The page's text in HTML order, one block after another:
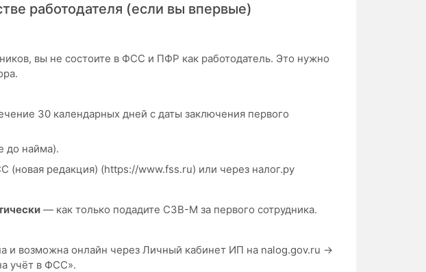
работодателя (если вы впервые)
вы не состоите в ФСС и ПФР как работодатель. Это нужно
30 календарных дней с даты заключения первого
до найма).
редакция) (https://www.fss.ru) или через налог.ру
— как только подадите СЗВ-М за первого сотрудника.
и возможна онлайн через Личный кабинет ИП на nalog.gov.ru →
учёт в ФСС».